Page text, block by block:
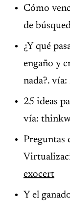
Cómo
de
¿Y qué
engaño y
nada?.
25 ideas
vía:
Preguntas
exocert
Y el